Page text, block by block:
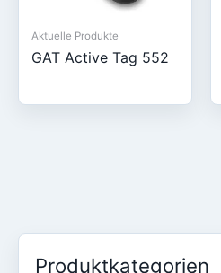
Aktuelle Produkte
GAT Active Tag 552
Produktkategorien